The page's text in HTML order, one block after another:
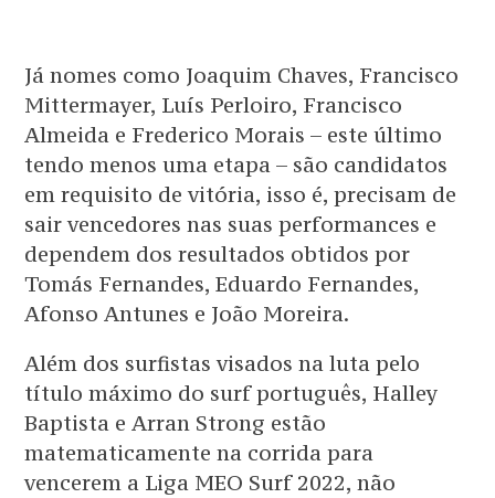
Já nomes como Joaquim Chaves, Francisco
Mittermayer, Luís Perloiro, Francisco
Almeida e Frederico Morais – este último
tendo menos uma etapa – são candidatos
em requisito de vitória, isso é, precisam de
sair vencedores nas suas performances e
dependem dos resultados obtidos por
Tomás Fernandes, Eduardo Fernandes,
Afonso Antunes e João Moreira.
Além dos surfistas visados na luta pelo
título máximo do surf português, Halley
Baptista e Arran Strong estão
matematicamente na corrida para
vencerem a Liga MEO Surf 2022, não